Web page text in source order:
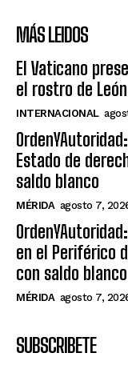
MÁS LEIDOS
El Vaticano
el rostro de León
INTERNACIONAL
Estado de
saldo blanco
MÉRIDA agosto 7,
en el Periférico
con saldo blanco
MÉRIDA agosto 7,
SUBSCRIBETE